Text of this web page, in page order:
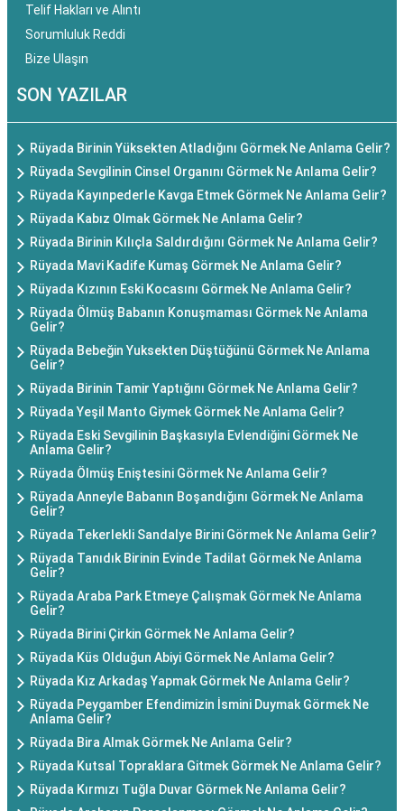
Telif Hakları ve Alıntı
Sorumluluk Reddi
Bize Ulaşın
SON YAZILAR
Rüyada Birinin Yüksekten Atladığını Görmek Ne Anlama Gelir?
Rüyada Sevgilinin Cinsel Organını Görmek Ne Anlama Gelir?
Rüyada Kayınpederle Kavga Etmek Görmek Ne Anlama Gelir?
Rüyada Kabız Olmak Görmek Ne Anlama Gelir?
Rüyada Birinin Kılıçla Saldırdığını Görmek Ne Anlama Gelir?
Rüyada Mavi Kadife Kumaş Görmek Ne Anlama Gelir?
Rüyada Kızının Eski Kocasını Görmek Ne Anlama Gelir?
Rüyada Ölmüş Babanın Konuşmaması Görmek Ne Anlama
Gelir?
Rüyada Bebeğin Yuksekten Düştüğünü Görmek Ne Anlama
Gelir?
Rüyada Birinin Tamir Yaptığını Görmek Ne Anlama Gelir?
Rüyada Yeşil Manto Giymek Görmek Ne Anlama Gelir?
Rüyada Eski Sevgilinin Başkasıyla Evlendiğini Görmek Ne
Anlama Gelir?
Rüyada Ölmüş Eniştesini Görmek Ne Anlama Gelir?
Rüyada Anneyle Babanın Boşandığını Görmek Ne Anlama
Gelir?
Rüyada Tekerlekli Sandalye Birini Görmek Ne Anlama Gelir?
Rüyada Tanıdık Birinin Evinde Tadilat Görmek Ne Anlama
Gelir?
Rüyada Araba Park Etmeye Çalışmak Görmek Ne Anlama
Gelir?
Rüyada Birini Çirkin Görmek Ne Anlama Gelir?
Rüyada Küs Olduğun Abiyi Görmek Ne Anlama Gelir?
Rüyada Kız Arkadaş Yapmak Görmek Ne Anlama Gelir?
Rüyada Peygamber Efendimizin İsmini Duymak Görmek Ne
Anlama Gelir?
Rüyada Bira Almak Görmek Ne Anlama Gelir?
Rüyada Kutsal Topraklara Gitmek Görmek Ne Anlama Gelir?
Rüyada Kırmızı Tuğla Duvar Görmek Ne Anlama Gelir?